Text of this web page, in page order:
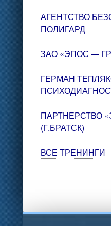
АГЕНТСТВО
ПОЛИГАРД
ЗАО «ЭПОС —
ГЕРМАН
ПАРТНЕРСТВО
(Г.БРАТСК)
ВСЕ ТРЕНИНГИ